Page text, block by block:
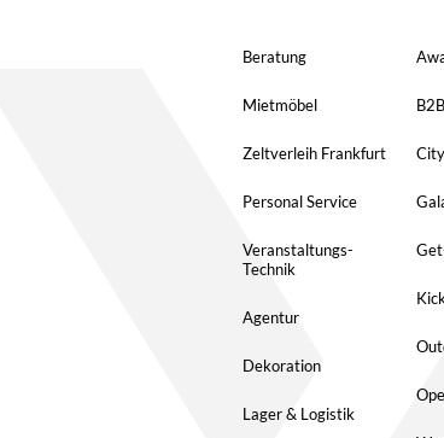
Beratung
Mietmöbel
Zeltverleih Frankfurt
Personal Service
Veranstaltungs-
Technik
Agentur
Dekoration
Lager & Logistik
B2B